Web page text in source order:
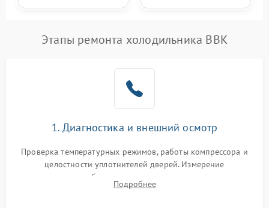
Этапы ремонта холодильника BBK
1. Диагностика и внешний осмотр
Проверка температурных режимов, работы компрессора и
целостности уплотнителей дверей. Измерение
сопротивления обмоток мотора, проверка термостата и
считывание кодов ошибок с электронного дисплея.
Подробнее